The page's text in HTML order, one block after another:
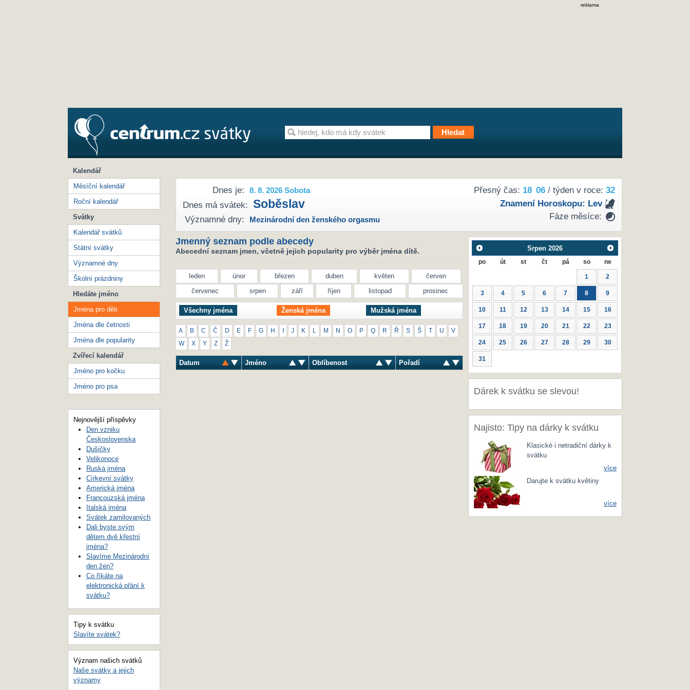
reklama
Přesný čas: 18 06/ týden v roce: 32
Znamení Horoskopu: Lev
Fáze měsíce:
Dnes je: 8. 8. 2026 Sobota
Dnes má svátek: Soběslav
Významné dny: Mezinárodní den ženského orgasmu
Jmenný seznam podle abecedy
Abecední seznam jmen, včetně jejich popularity pro výběr jména dítě.
leden únor březen duben květen
červen
červenec
srpen září říjen listopad prosinec
Všechny jména Ženská jména Mužská jména
A B C Č D E F G H J K M N O P Q R Ř S Š T U V
W X Y Z Ž
Datum Jméno Oblíbenost Pořadí
Srpen 2026
po út st čt pá so ne
1 2
3 4 5 6 7 8 9
10 11 12 13 14 15 16
17 18 19 20 21 22 23
24 25 26 27 28 29 30
31
Dárek k svátku se slevou!
Najisto: Tipy na dárky k svátku
Klasické i netradiční dárky k
svátku
více
Darujte k svátku květiny
více
Kalendář
Měsíční kalendář
Roční kalendář
Svátky
Kalendář svátků
Státní svátky
Významné dny
Školní prázdniny
Hledáte jméno
Jména pro děti
Jména dle četnosti
Jména dle popularity
Zvířecí kalendář
Jméno pro kočku
Jméno pro psa
Nejnovější příspěvky
Den vzniku
Československa
Dušičky
Velikonoce
Ruská jména
Církevní svátky
Americká jména
Francouzská jména
Italská jména
Svátek zamilovaných
Dali byste svým
dětem dvě křestní
jména?
Slavíme Mezinárodní
den žen?
Co říkáte na
elektronická přání k
svátku?
Tipy k svátku
Slavíte svátek?
Význam našich svátků
Naše svátky a jejich
významy